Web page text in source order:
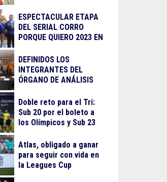
ESPECTACULAR ETAPA
DEL SERIAL CORRO
PORQUE QUIERO 2023 EN
OBLATOS
DEFINIDOS LOS
INTEGRANTES DEL
ÓRGANO DE ANÁLISIS
RECONOCIMIENTO AL
MÉRITO DEPORTIVO
2023
Doble reto para el Tri:
Sub 20 por el boleto a
los Olímpicos y Sub 23
Centroamericanos
Atlas, obligado a ganar
para seguir con vida en
la Leagues Cup